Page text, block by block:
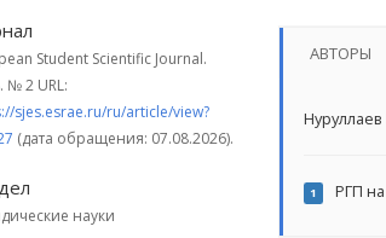
Student Scientific Journal.
№ 2 URL:
sjes.esrae.ru/ru/article/view?
(дата обращения: 07.08.2026).
науки
АВТОРЫ
1 РГП